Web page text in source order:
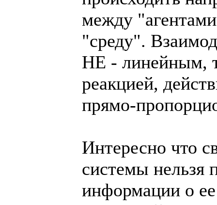
между
"среду".
НЕ - линейным,
реакцией,
прямо-
Интересно что
системы нельзя
информации о